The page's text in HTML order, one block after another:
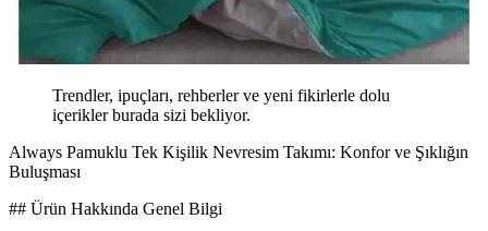
Trendler, ipuçları, rehberler ve yeni fikirlerle dolu
içerikler burada sizi bekliyor.
Always Pamuklu Tek Kişilik Nevresim Takımı: Konfor ve Şıklığın
Buluşması
## Ürün Hakkında Genel Bilgi